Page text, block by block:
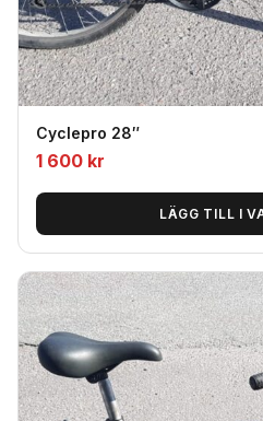
Cyclepro 28″
1 600 kr
LÄGG TILL I